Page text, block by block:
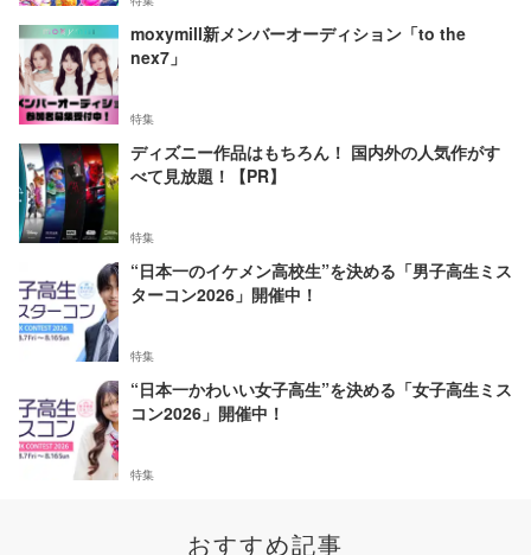
moxymill新メンバーオーディション「to the
nex7」
特集
ディズニー作品はもちろん！ 国内外の人気作がす
べて見放題！【PR】
特集
“日本一のイケメン高校生”を決める「男子高生ミス
ターコン2026」開催中！
特集
“日本一かわいい女子高生”を決める「女子高生ミス
コン2026」開催中！
特集
おすすめ記事